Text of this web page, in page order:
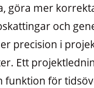
göra mer
och
precision i
Ett
funktion för